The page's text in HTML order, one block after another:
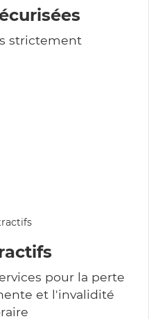
strictement
pour la perte
et l'invalidité